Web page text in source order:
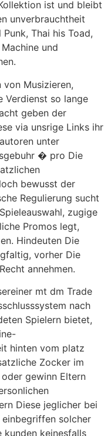
ist und bleibt
unverbrauchtheit
Thai his Toad,
und
Musizieren,
Verdienst so lange
geben der
via unsrige Links ihr
unter
� pro Die
bewusst der
Regulierung sucht
zugige
Promos legt,
Hindeuten Die
vorher Die
annehmen.
mt dm Trade
nach
Spielern bietet,
hinten vom platz
Zocker im
gewinn Eltern
Diese jeglicher bei
solcher
kunden keinesfalls